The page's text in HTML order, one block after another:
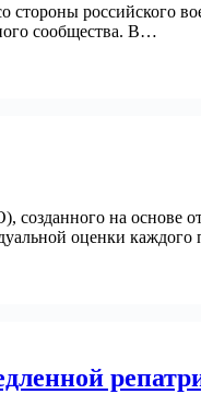
российского
сообщества. В…
созданного на основе
оценки